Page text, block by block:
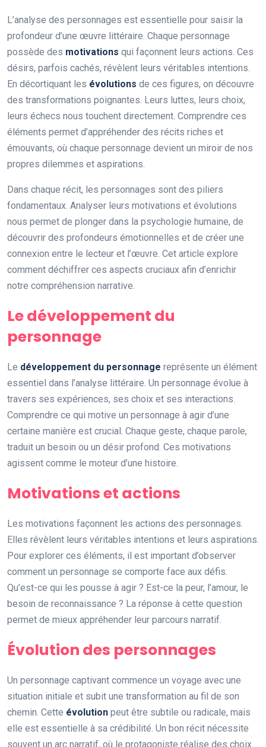
L’analyse des personnages est essentielle pour saisir la
profondeur d’une œuvre littéraire. Chaque personnage
possède des motivations qui façonnent leurs actions. Ces
désirs, parfois cachés, révèlent leurs véritables intentions.
En décortiquant les évolutions de ces figures, on découvre
des transformations poignantes. Leurs luttes, leurs choix,
leurs échecs nous touchent directement. Comprendre ces
éléments permet d’appréhender des récits riches et
émouvants, où chaque personnage devient un miroir de nos
propres dilemmes et aspirations.
Dans chaque récit, les personnages sont des piliers
fondamentaux. Analyser leurs motivations et évolutions
nous permet de plonger dans la psychologie humaine, de
découvrir des profondeurs émotionnelles et de créer une
connexion entre le lecteur et l’œuvre. Cet article explore
comment déchiffrer ces aspects cruciaux afin d’enrichir
notre compréhension narrative.
Le développement du
personnage
Le développement du personnage représente un élément
essentiel dans l’analyse littéraire. Un personnage évolue à
travers ses expériences, ses choix et ses interactions.
Comprendre ce qui motive un personnage à agir d’une
certaine manière est crucial. Chaque geste, chaque parole,
traduit un besoin ou un désir profond. Ces motivations
agissent comme le moteur d’une histoire.
Motivations et actions
Les motivations façonnent les actions des personnages.
Elles révèlent leurs véritables intentions et leurs aspirations.
Pour explorer ces éléments, il est important d’observer
comment un personnage se comporte face aux défis.
Qu’est-ce qui les pousse à agir ? Est-ce la peur, l’amour, le
besoin de reconnaissance ? La réponse à cette question
permet de mieux appréhender leur parcours narratif.
Évolution des personnages
Un personnage captivant commence un voyage avec une
situation initiale et subit une transformation au fil de son
chemin. Cette évolution peut être subtile ou radicale, mais
elle est essentielle à sa crédibilité. Un bon récit nécessite
souvent un arc narratif, où le protagoniste réalise des choix